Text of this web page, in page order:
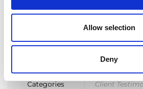
Allow selection
Deny
发现 T 系列
Categories Client